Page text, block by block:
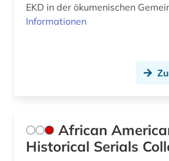
erziehungswissenschaften (1)
europa (4)
EKD in der ökumenischen
Informationen
African
Historical Serials